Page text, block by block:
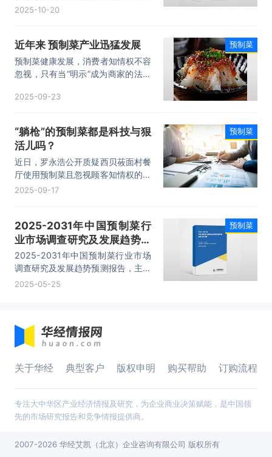
包括行业细分消费市场发展状况、重
内容。
2025-10-20
近年来 预制菜产业迅猛发展
预制菜健康发展，消费者知情权不容
忽视，只有当“明示”成为商家的法定
真正落地，餐饮业也将告别“模糊营
段。
2025-09-23
预制菜
“躺枪”的预制菜都是科技与狠
活儿吗？
近日，罗永浩公开质疑西贝莜面村餐
厅使用预制菜且忽视顾客知情权的讨
论引发热议。尽管“预制菜”并非罗永
2025-09-17
预制菜
2025-2031年中国预制菜行
业市场调查研究及发展趋势预
测报告
2025-2031年中国预制菜行业市场
调查研究及发展趋势预测报告，主要
包括行业重点企业经营分析、竞争风
2025-05-25
预制菜
关于华经 典型客户 版权申明 购买帮助 订购流程
专注大中华区产业经济情报及研究，为企业商业决策赋能，是中国领
先的市场研究报告和竞争情报提供商。
2007-2026 华经艾凯（北京）企业咨询有限公司 版权所有